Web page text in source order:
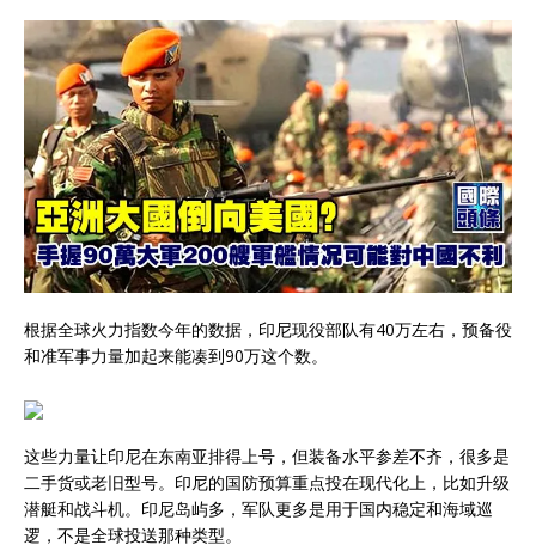
根据全球火力指数今年的数据，印尼现役部队有40万左右，预备役
和准军事力量加起来能凑到90万这个数。
这些力量让印尼在东南亚排得上号，但装备水平参差不齐，很多是
二手货或老旧型号。印尼的国防预算重点投在现代化上，比如升级
潜艇和战斗机。印尼岛屿多，军队更多是用于国内稳定和海域巡
逻，不是全球投送那种类型。